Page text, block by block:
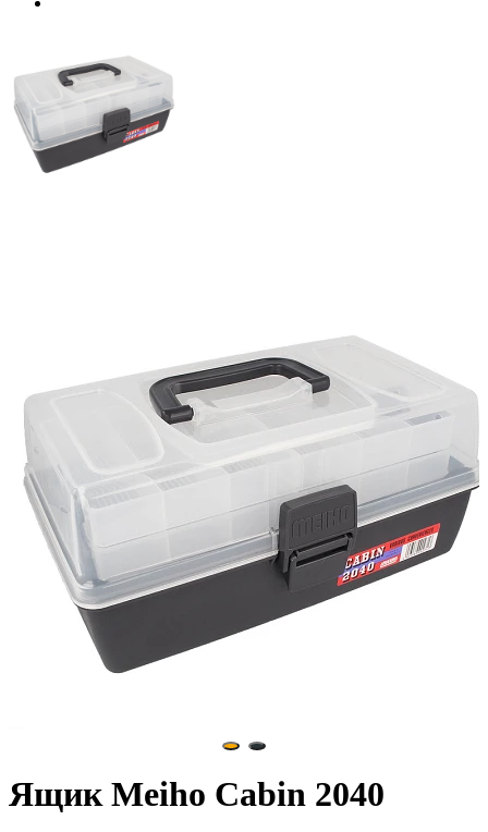
Ящик Meiho Cabin 2040